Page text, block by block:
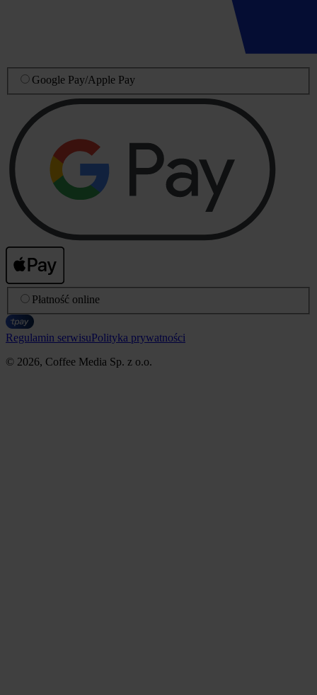
Google Pay/Apple Pay
Płatność online
Regulamin serwisuPolityka prywatności
© 2026, Coffee Media Sp. z o.o.